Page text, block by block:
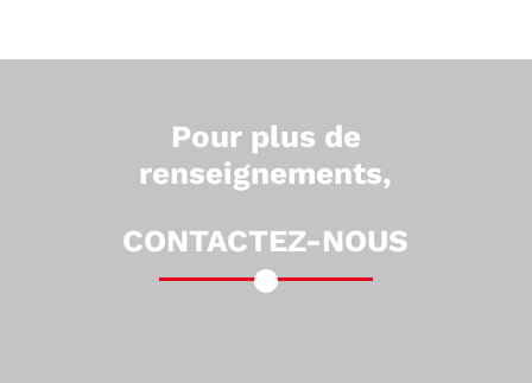
Pour plus de
renseignements,
CONTACTEZ-NOUS